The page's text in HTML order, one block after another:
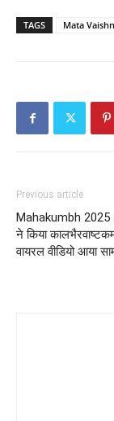
TAGS Mata
Previous article
Mahakumbh 2025 :
ने किया
वायरल वीडियो आया